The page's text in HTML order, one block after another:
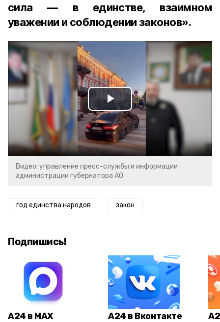
сила — в единстве, взаимном
уважении и соблюдении законов».
Play
Video
Видео: управление пресс-службы и информации
администрации губернатора АО
год единства народов закон
Подпишись!
А24 в MAX А24 в Вконтакте